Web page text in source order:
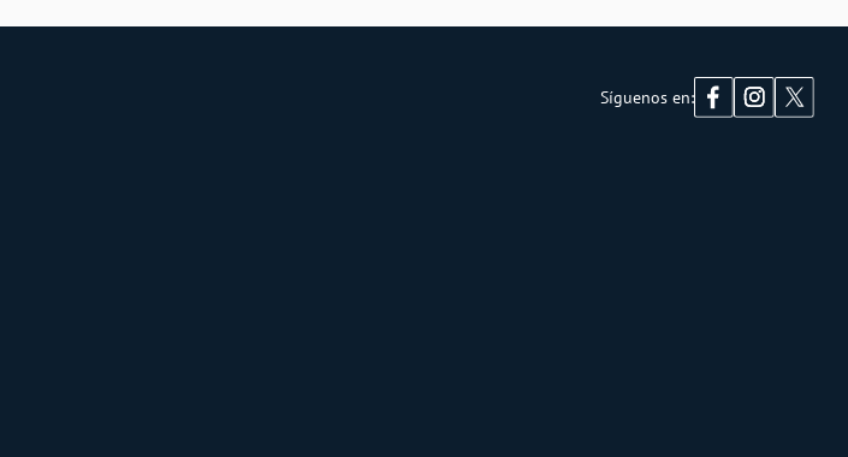
Síguenos en: